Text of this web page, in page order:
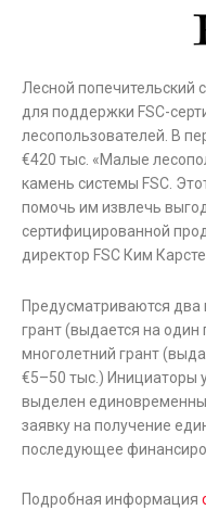
Лесной попечительский
для поддержки FSC-
лесопользователей. В
€420 тыс. «Малые
камень системы FSC.
помочь им извлечь
сертифицированной
директор FSC Ким
Предусматриваются
грант (выдается на один
многолетний грант
€5–50 тыс.) Инициаторы
выделен
заявку на получение
последующее
Подробная информация